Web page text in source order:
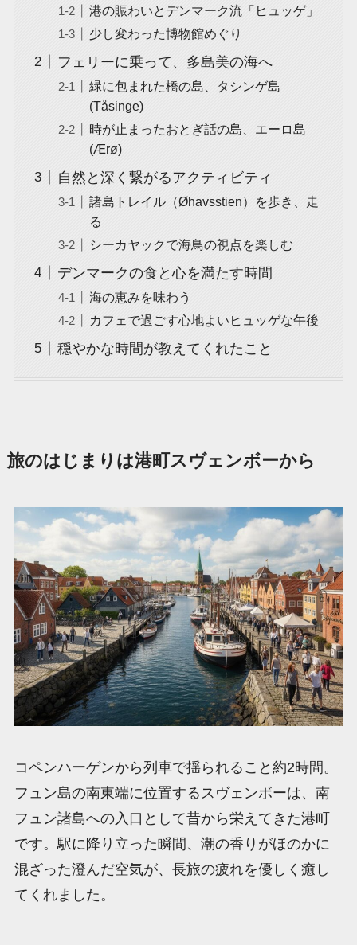
港の賑わいとデンマーク流「ヒュッゲ」
少し変わった博物館めぐり
フェリーに乗って、多島美の海へ
緑に包まれた橋の島、タシンゲ島
(Tåsinge)
時が止まったおとぎ話の島、エーロ島
(Ærø)
自然と深く繋がるアクティビティ
諸島トレイル（Øhavsstien）を歩き、走
る
シーカヤックで海鳥の視点を楽しむ
デンマークの食と心を満たす時間
海の恵みを味わう
カフェで過ごす心地よいヒュッゲな午後
穏やかな時間が教えてくれたこと
旅のはじまりは港町スヴェンボーから
コペンハーゲンから列車で揺られること約2時間。
フュン島の南東端に位置するスヴェンボーは、南
フュン諸島への入口として昔から栄えてきた港町
です。駅に降り立った瞬間、潮の香りがほのかに
混ざった澄んだ空気が、長旅の疲れを優しく癒し
てくれました。